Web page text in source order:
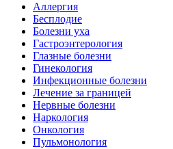
Аллергия
Бесплодие
Болезни уха
Гастроэнтерология
Глазные болезни
Гинекология
Инфекционные болезни
Лечение за границей
Нервные болезни
Наркология
Онкология
Пульмонология